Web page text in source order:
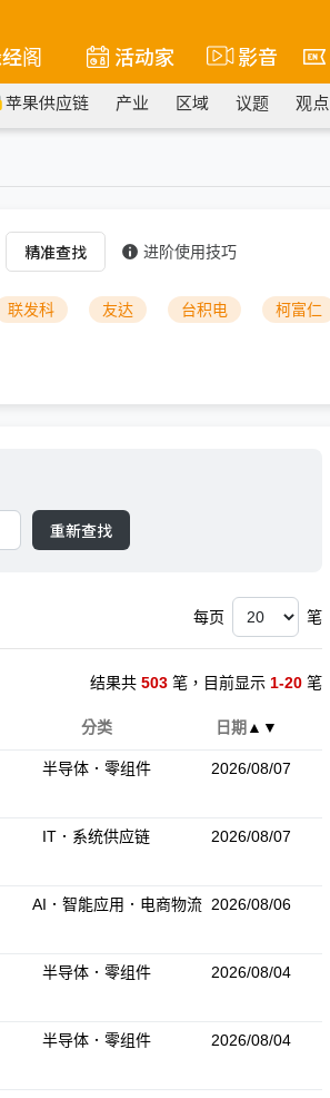
阁 活动家 影音
苹果供应链 产业 区域 议题 观点
精准查找 进阶使用技巧
联发科 友达 台积电 柯富仁
重新查找
每页 笔
结果共 503 笔，目前显示 1-20 笔
分类 日期 ▲ ▼
半导体．零组件 2026/08/07
IT．系统供应链 2026/08/07
AI．智能应用．电商物流 2026/08/06
半导体．零组件 2026/08/04
半导体．零组件 2026/08/04